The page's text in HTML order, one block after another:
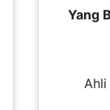
Yang
Ahli